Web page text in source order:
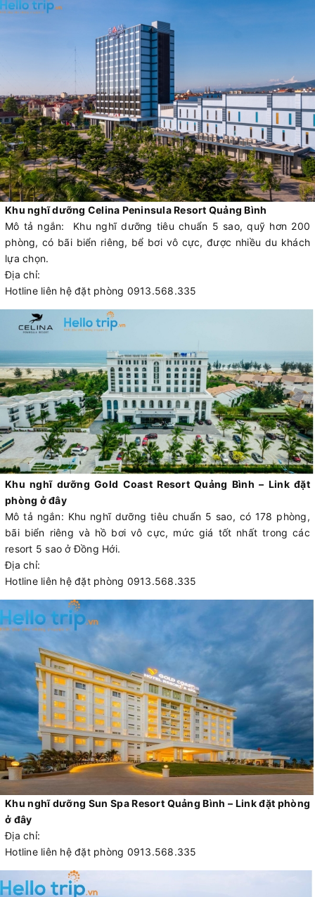
Khu nghĩ dưỡng Celina Peninsula Resort Quảng Bình
Mô tả ngắn: Khu nghĩ dưỡng tiêu chuẩn 5 sao, quỹ hơn 200
phòng, có bãi biển riêng, bể bơi vô cực, được nhiều du khách
lựa chọn.
Địa chỉ:
Hotline liên hệ đặt phòng 0913.568.335
Khu nghĩ dưỡng Gold Coast Resort Quảng Bình – Link đặt
phòng ở đây
Mô tả ngắn: Khu nghĩ dưỡng tiêu chuẩn 5 sao, có 178 phòng,
bãi biển riêng và hồ bơi vô cực, mức giá tốt nhất trong các
resort 5 sao ở Đồng Hới.
Địa chỉ:
Hotline liên hệ đặt phòng 0913.568.335
Khu nghĩ dưỡng Sun Spa Resort Quảng Bình – Link đặt phòng
ở đây
Địa chỉ:
Hotline liên hệ đặt phòng 0913.568.335